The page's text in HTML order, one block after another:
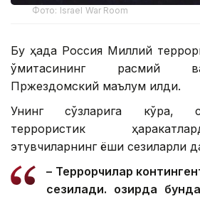
Фото: Israel War Room
Бу ҳақда Россия Миллий
қўмитасининг расмий
Пржездомский маълум қилди.
Унинг сўзларига кўра,
террористик
этувчиларнинг ёши сезиларли
– Террорчилар
сезилади. Ҳозирда